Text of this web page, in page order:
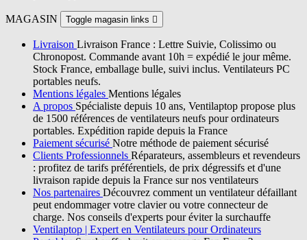
MAGASIN Toggle magasin links 
Livraison Livraison France : Lettre Suivie, Colissimo ou
Chronopost. Commande avant 10h = expédié le jour même.
Stock France, emballage bulle, suivi inclus. Ventilateurs PC
portables neufs.
Mentions légales Mentions légales
A propos Spécialiste depuis 10 ans, Ventilaptop propose plus
de 1500 références de ventilateurs neufs pour ordinateurs
portables. Expédition rapide depuis la France
Paiement sécurisé Notre méthode de paiement sécurisé
Clients Professionnels Réparateurs, assembleurs et revendeurs
: profitez de tarifs préférentiels, de prix dégressifs et d'une
livraison rapide depuis la France sur nos ventilateurs
Nos partenaires Découvrez comment un ventilateur défaillant
peut endommager votre clavier ou votre connecteur de
charge. Nos conseils d'experts pour éviter la surchauffe
Ventilaptop | Expert en Ventilateurs pour Ordinateurs